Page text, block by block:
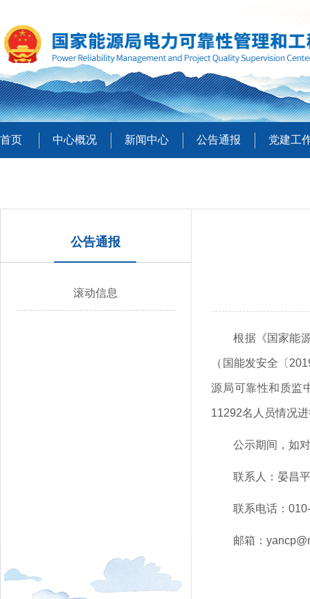
首页 中心概况 新闻中心 公告通报 党建工
公告通报
滚动信息
根据《国家能
（国能发安全〔
源局可靠性和质监
11292名人员情况
公示期间，如
联系人：晏昌
联系电话：
邮箱：